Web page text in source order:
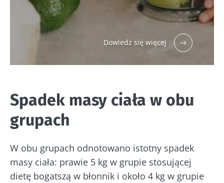
Dowiedz się więcej
Spadek masy ciała w obu
grupach
W obu grupach odnotowano istotny spadek
masy ciała: prawie 5 kg w grupie stosującej
dietę bogatszą w błonnik i około 4 kg w grupie